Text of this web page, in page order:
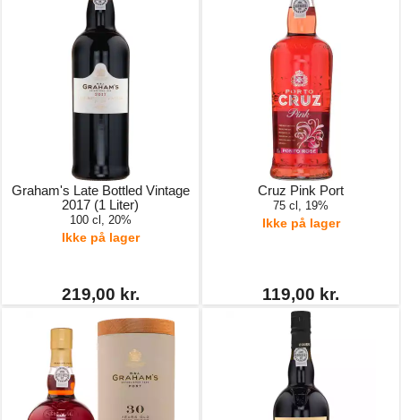
Graham's Late Bottled Vintage
2017 (1 Liter)
100 cl, 20%
Ikke på lager
219,00 kr.
Cruz Pink Port
75 cl, 19%
Ikke på lager
119,00 kr.